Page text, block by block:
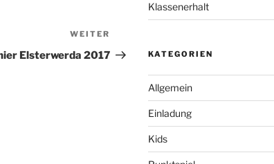
Beitrag
WEITER
Elsterwerda 2017
Klassenerhalt
KATEGORIEN
Allgemein
Einladung
Kids